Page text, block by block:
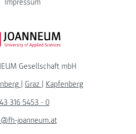
FH JOANNEUM Logo
Gesellschaft mbH
Graz
Kapfenberg
316 5453 - 0
joanneum.at